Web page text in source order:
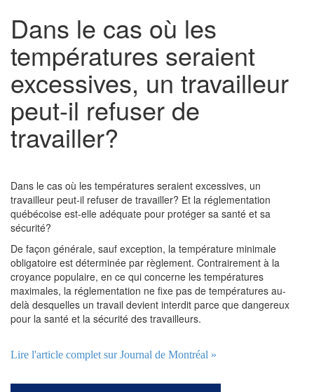
Dans le cas où les
températures seraient
excessives, un travailleur
peut-il refuser de
travailler?
Dans le cas où les températures seraient excessives, un
travailleur peut-il refuser de travailler? Et la réglementation
québécoise est-elle adéquate pour protéger sa santé et sa
sécurité?
De façon générale, sauf exception, la température minimale
obligatoire est déterminée par règlement. Contrairement à la
croyance populaire, en ce qui concerne les températures
maximales, la réglementation ne fixe pas de températures au-
delà desquelles un travail devient interdit parce que dangereux
pour la santé et la sécurité des travailleurs.
Lire l'article complet sur Journal de Montréal »